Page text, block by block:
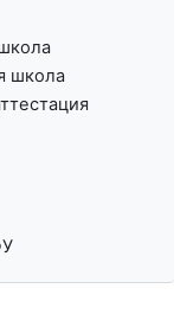
школа